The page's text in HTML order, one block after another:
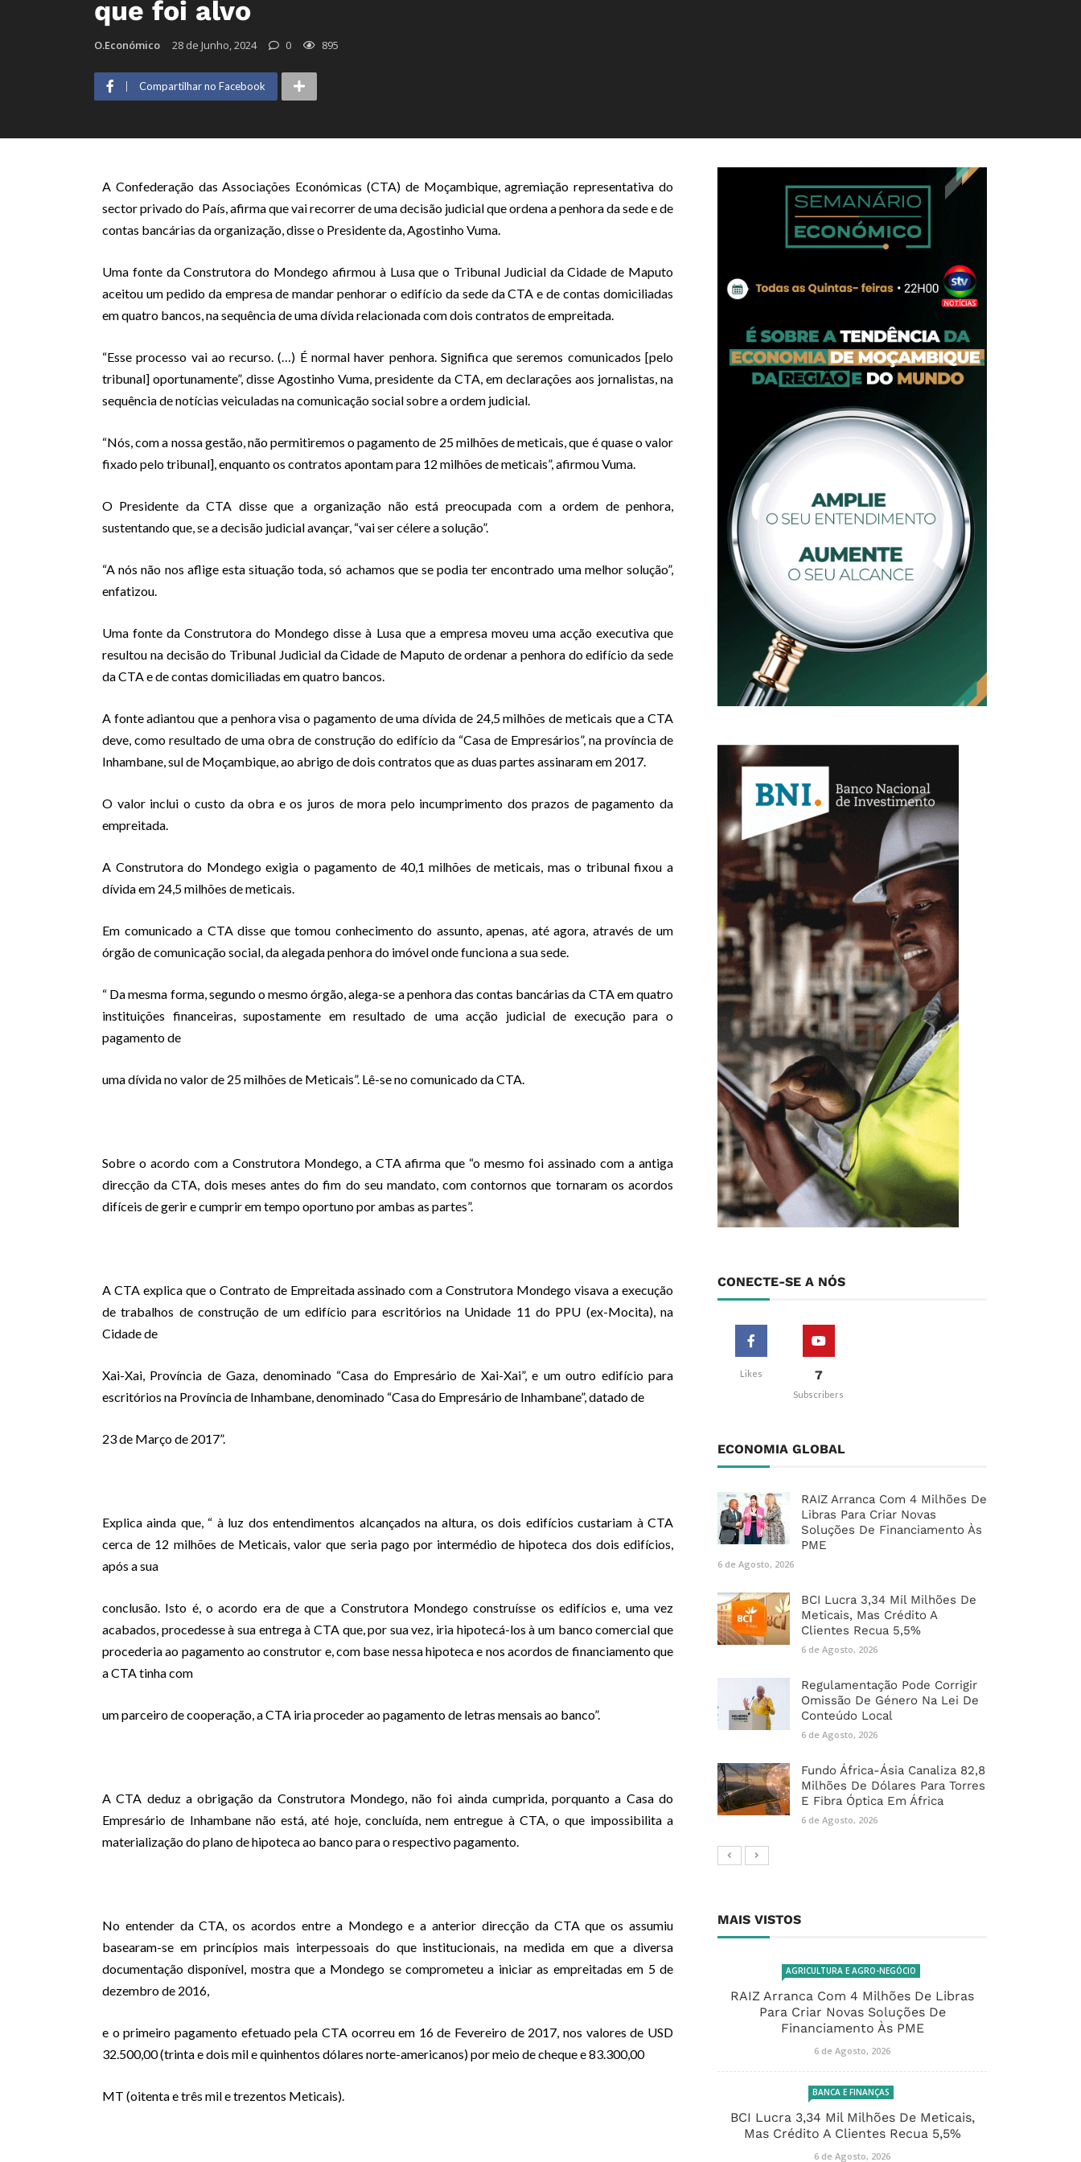
que foi alvo
O.Económico 28 de Junho, 2024 0 895
Compartilhar no Facebook
A Confederação das Associações Económicas (CTA) de Moçambique, agremiação representativa do
sector privado do País, afirma que vai recorrer de uma decisão judicial que ordena a penhora da sede e de
contas bancárias da organização, disse o Presidente da, Agostinho Vuma.
Uma fonte da Construtora do Mondego afirmou à Lusa que o Tribunal Judicial da Cidade de Maputo
aceitou um pedido da empresa de mandar penhorar o edifício da sede da CTA e de contas domiciliadas
em quatro bancos, na sequência de uma dívida relacionada com dois contratos de empreitada.
“Esse processo vai ao recurso. (…) É normal haver penhora. Significa que seremos comunicados [pelo
tribunal] oportunamente”, disse Agostinho Vuma, presidente da CTA, em declarações aos jornalistas, na
sequência de notícias veiculadas na comunicação social sobre a ordem judicial.
“Nós, com a nossa gestão, não permitiremos o pagamento de 25 milhões de meticais, que é quase o valor
fixado pelo tribunal], enquanto os contratos apontam para 12 milhões de meticais”, afirmou Vuma.
O Presidente da CTA disse que a organização não está preocupada com a ordem de penhora,
sustentando que, se a decisão judicial avançar, “vai ser célere a solução”.
“A nós não nos aflige esta situação toda, só achamos que se podia ter encontrado uma melhor solução”,
enfatizou.
Uma fonte da Construtora do Mondego disse à Lusa que a empresa moveu uma acção executiva que
resultou na decisão do Tribunal Judicial da Cidade de Maputo de ordenar a penhora do edifício da sede
da CTA e de contas domiciliadas em quatro bancos.
A fonte adiantou que a penhora visa o pagamento de uma dívida de 24,5 milhões de meticais que a CTA
deve, como resultado de uma obra de construção do edifício da “Casa de Empresários”, na província de
Inhambane, sul de Moçambique, ao abrigo de dois contratos que as duas partes assinaram em 2017.
O valor inclui o custo da obra e os juros de mora pelo incumprimento dos prazos de pagamento da
empreitada.
A Construtora do Mondego exigia o pagamento de 40,1 milhões de meticais, mas o tribunal fixou a
dívida em 24,5 milhões de meticais.
Em comunicado a CTA disse que tomou conhecimento do assunto, apenas, até agora, através de um
órgão de comunicação social, da alegada penhora do imóvel onde funciona a sua sede.
“ Da mesma forma, segundo o mesmo órgão, alega-se a penhora das contas bancárias da CTA em quatro
instituições financeiras, supostamente em resultado de uma acção judicial de execução para o
pagamento de
uma dívida no valor de 25 milhões de Meticais”. Lê-se no comunicado da CTA.
Sobre o acordo com a Construtora Mondego, a CTA afirma que “o mesmo foi assinado com a antiga
direcção da CTA, dois meses antes do fim do seu mandato, com contornos que tornaram os acordos
difíceis de gerir e cumprir em tempo oportuno por ambas as partes”.
A CTA explica que o Contrato de Empreitada assinado com a Construtora Mondego visava a execução
de trabalhos de construção de um edifício para escritórios na Unidade 11 do PPU (ex-Mocita), na
Cidade de
Xai-Xai, Província de Gaza, denominado “Casa do Empresário de Xai-Xai”, e um outro edifício para
escritórios na Província de Inhambane, denominado “Casa do Empresário de Inhambane”, datado de
23 de Março de 2017”.
Explica ainda que, “ à luz dos entendimentos alcançados na altura, os dois edifícios custariam à CTA
cerca de 12 milhões de Meticais, valor que seria pago por intermédio de hipoteca dos dois edifícios,
após a sua
conclusão. Isto é, o acordo era de que a Construtora Mondego construísse os edifícios e, uma vez
acabados, procedesse à sua entrega à CTA que, por sua vez, iria hipotecá-los à um banco comercial que
procederia ao pagamento ao construtor e, com base nessa hipoteca e nos acordos de financiamento que
a CTA tinha com
um parceiro de cooperação, a CTA iria proceder ao pagamento de letras mensais ao banco”.
A CTA deduz a obrigação da Construtora Mondego, não foi ainda cumprida, porquanto a Casa do
Empresário de Inhambane não está, até hoje, concluída, nem entregue à CTA, o que impossibilita a
materialização do plano de hipoteca ao banco para o respectivo pagamento.
No entender da CTA, os acordos entre a Mondego e a anterior direcção da CTA que os assumiu
basearam-se em princípios mais interpessoais do que institucionais, na medida em que a diversa
documentação disponível, mostra que a Mondego se comprometeu a iniciar as empreitadas em 5 de
dezembro de 2016,
e o primeiro pagamento efetuado pela CTA ocorreu em 16 de Fevereiro de 2017, nos valores de USD
32.500,00 (trinta e dois mil e quinhentos dólares norte-americanos) por meio de cheque e 83.300,00
MT (oitenta e três mil e trezentos Meticais).
CONECTE-SE A NÓS
Likes 7
Subscribers
ECONOMIA GLOBAL
RAIZ Arranca Com 4 Milhões De
Libras Para Criar Novas
Soluções De Financiamento Às
PME
6 de Agosto, 2026
BCI Lucra 3,34 Mil Milhões De
Meticais, Mas Crédito A
Clientes Recua 5,5%
6 de Agosto, 2026
Regulamentação Pode Corrigir
Omissão De Género Na Lei De
Conteúdo Local
6 de Agosto, 2026
Fundo África-Ásia Canaliza 82,8
Milhões De Dólares Para Torres
E Fibra Óptica Em África
6 de Agosto, 2026
MAIS VISTOS
AGRICULTURA E AGRO-NEGÓCIO
RAIZ Arranca Com 4 Milhões De Libras
Para Criar Novas Soluções De
Financiamento Às PME
6 de Agosto, 2026
BANCA E FINANÇAS
BCI Lucra 3,34 Mil Milhões De Meticais,
Mas Crédito A Clientes Recua 5,5%
6 de Agosto, 2026